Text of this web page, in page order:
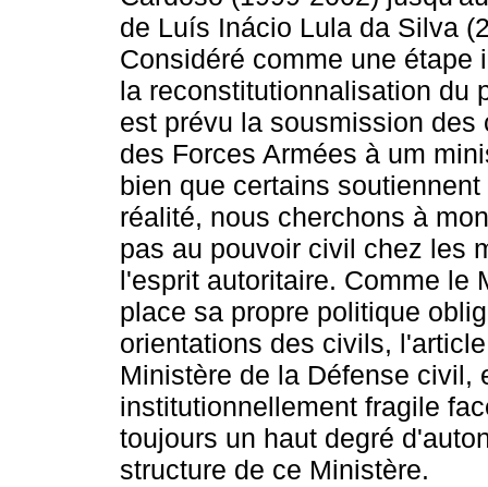
de Luís Inácio Lula da Silva
Considéré comme une étape
la reconstitutionnalisation du
est prévu la sousmission des
des Forces Armées à um
bien que certains
réalité, nous cherchons à
pas au pouvoir civil chez les
l'esprit autoritaire. Comme le
place sa propre politique
orientations des civils,
Ministère de la Défense civil,
institutionnellement fragile
toujours un haut degré
structure de ce Ministère.